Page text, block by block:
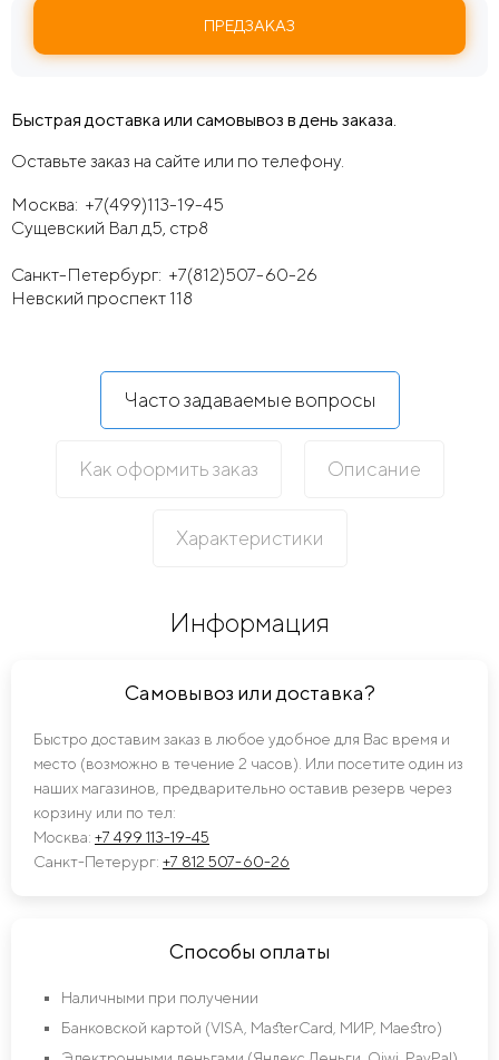
ПРЕДЗАКАЗ
Быстрая доставка или самовывоз в день заказа.
Оставьте заказ на сайте или по телефону.
Москва: +7(499)113-19-45
Сущевский Вал д5, стр8
Санкт-Петербург: +7(812)507-60-26
Невский проспект 118
Часто задаваемые вопросы
Как оформить заказ Описание
Характеристики
Информация
Самовывоз или доставка?
Быстро доставим заказ в любое удобное для Вас время и
место (возможно в течение 2 часов). Или посетите один из
наших магазинов, предварительно оставив резерв через
корзину или по тел:
Москва: +7 499 113-19-45
Санкт-Петерург: +7 812 507-60-26
Способы оплаты
Наличными при получении
Банковской картой (VISA, MasterCard, МИР, Maestro)